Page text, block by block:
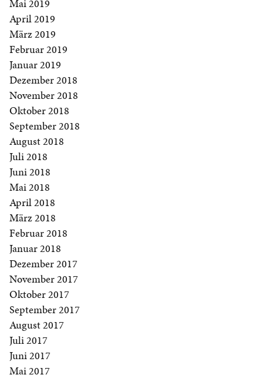
Mai 2019
April 2019
März 2019
Februar 2019
Januar 2019
Dezember 2018
November 2018
Oktober 2018
September 2018
August 2018
Juli 2018
Juni 2018
Mai 2018
April 2018
März 2018
Februar 2018
Januar 2018
Dezember 2017
November 2017
Oktober 2017
September 2017
August 2017
Juli 2017
Juni 2017
Mai 2017